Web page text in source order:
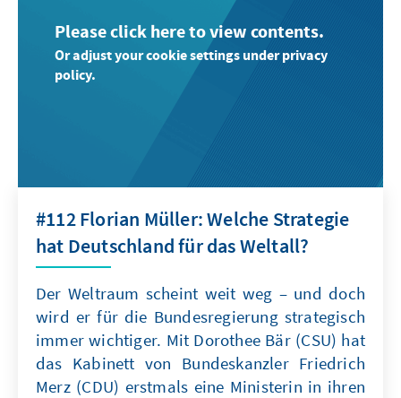
Please click here to view contents.
Or adjust your cookie settings under privacy
policy.
#112 Florian Müller: Welche Strategie
hat Deutschland für das Weltall?
Der Weltraum scheint weit weg – und doch
wird er für die Bundesregierung strategisch
immer wichtiger. Mit Dorothee Bär (CSU) hat
das Kabinett von Bundeskanzler Friedrich
Merz (CDU) erstmals eine Ministerin in ihren